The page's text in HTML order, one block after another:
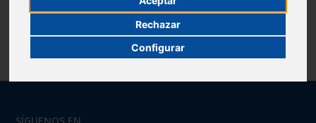
Rechazar
Configurar